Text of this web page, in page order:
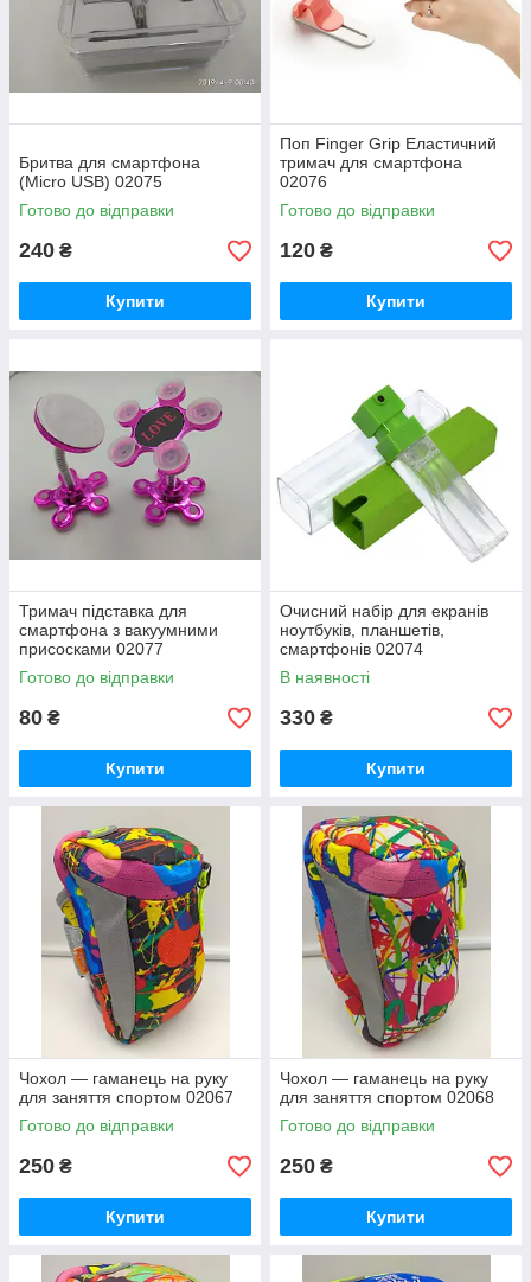
Бритва для смартфона
(Micro USB) 02075
Готово до відправки
240 ₴
Купити
Поп Finger Grip Еластичний
тримач для смартфона
02076
Готово до відправки
120 ₴
Купити
Тримач підставка для
смартфона з вакуумними
присосками 02077
Готово до відправки
80 ₴
Купити
Очисний набір для екранів
ноутбуків, планшетів,
смартфонів 02074
В наявності
330 ₴
Купити
Чохол — гаманець на руку
для заняття спортом 02067
Готово до відправки
250 ₴
Купити
Чохол — гаманець на руку
для заняття спортом 02068
Готово до відправки
250 ₴
Купити